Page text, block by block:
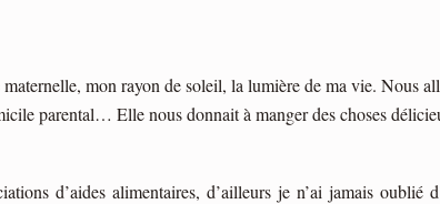
mon rayon de soleil, la lumière de ma vie. Nous
parental… Elle nous donnait à manger des choses
d’aides alimentaires, d’ailleurs je n’ai jamais